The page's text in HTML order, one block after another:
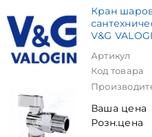
Кран
V&G
Артикул
Код товара
Ваша цена
Розн.цена